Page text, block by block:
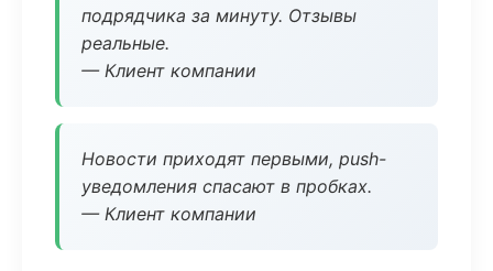
подрядчика за минуту. Отзывы
реальные.
— Клиент компании
Новости приходят первыми, push-
уведомления спасают в пробках.
— Клиент компании